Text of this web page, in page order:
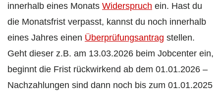
innerhalb eines Monats Widerspruch ein. Hast du
die Monatsfrist verpasst, kannst du noch innerhalb
eines Jahres einen Überprüfungsantrag stellen.
Geht dieser z.B. am 13.03.2026 beim Jobcenter ein,
beginnt die Frist rückwirkend ab dem 01.01.2026 –
Nachzahlungen sind dann noch bis zum 01.01.2025